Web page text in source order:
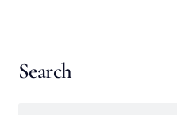
Search